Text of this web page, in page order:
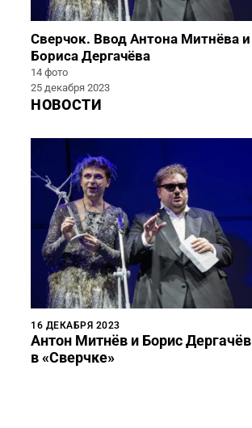
Сверчок. Ввод Антона Митнёва и
Бориса Дергачёва
14 фото
25 декабря 2023
НОВОСТИ
16 ДЕКАБРЯ 2023
Антон Митнёв и Борис Дергачёв
в «Сверчке»